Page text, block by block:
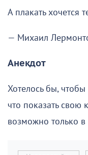
А плакать хочется
— Михаил
Анекдот
Хотелось бы,
что показать свою
возможно только